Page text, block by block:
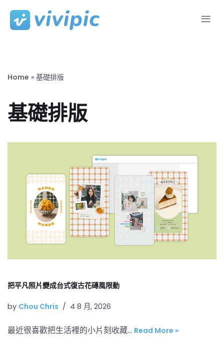
Skip
Home » 基礎排版
基礎排版
把平凡照片變成台式復古花磚風限動
by Chou Chris 4 8 月, 2026
最近很喜歡把生活裡的小片刻收藏… Read More »